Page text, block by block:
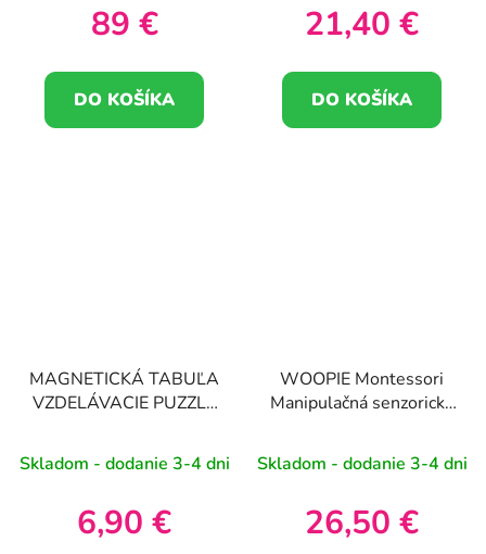
89 €
DO KOŠÍKA
21,40 €
DO KOŠÍKA
MAGNETICKÁ TABUĽA
VZDELÁVACIE PUZZLE
ABECEDY 3+ WOOPIE
Skladom - dodanie 3-4 dni
6,90 €
WOOPIE Montessori
Manipulačná senzorická
batoľatá
Skladom - dodanie 3-4 dni
26,50 €